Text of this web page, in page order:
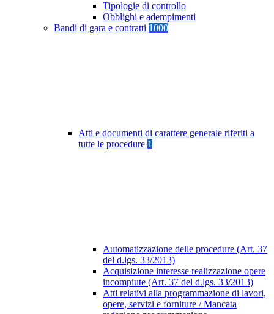
Tipologie di controllo
Obblighi e adempimenti
Bandi di gara e contratti 1000
Atti e documenti di carattere generale riferiti a
tutte le procedure 1
Automatizzazione delle procedure (Art. 37
del d.lgs. 33/2013)
Acquisizione interesse realizzazione opere
incompiute (Art. 37 del d.lgs. 33/2013)
Atti relativi alla programmazione di lavori,
opere, servizi e forniture / Mancata